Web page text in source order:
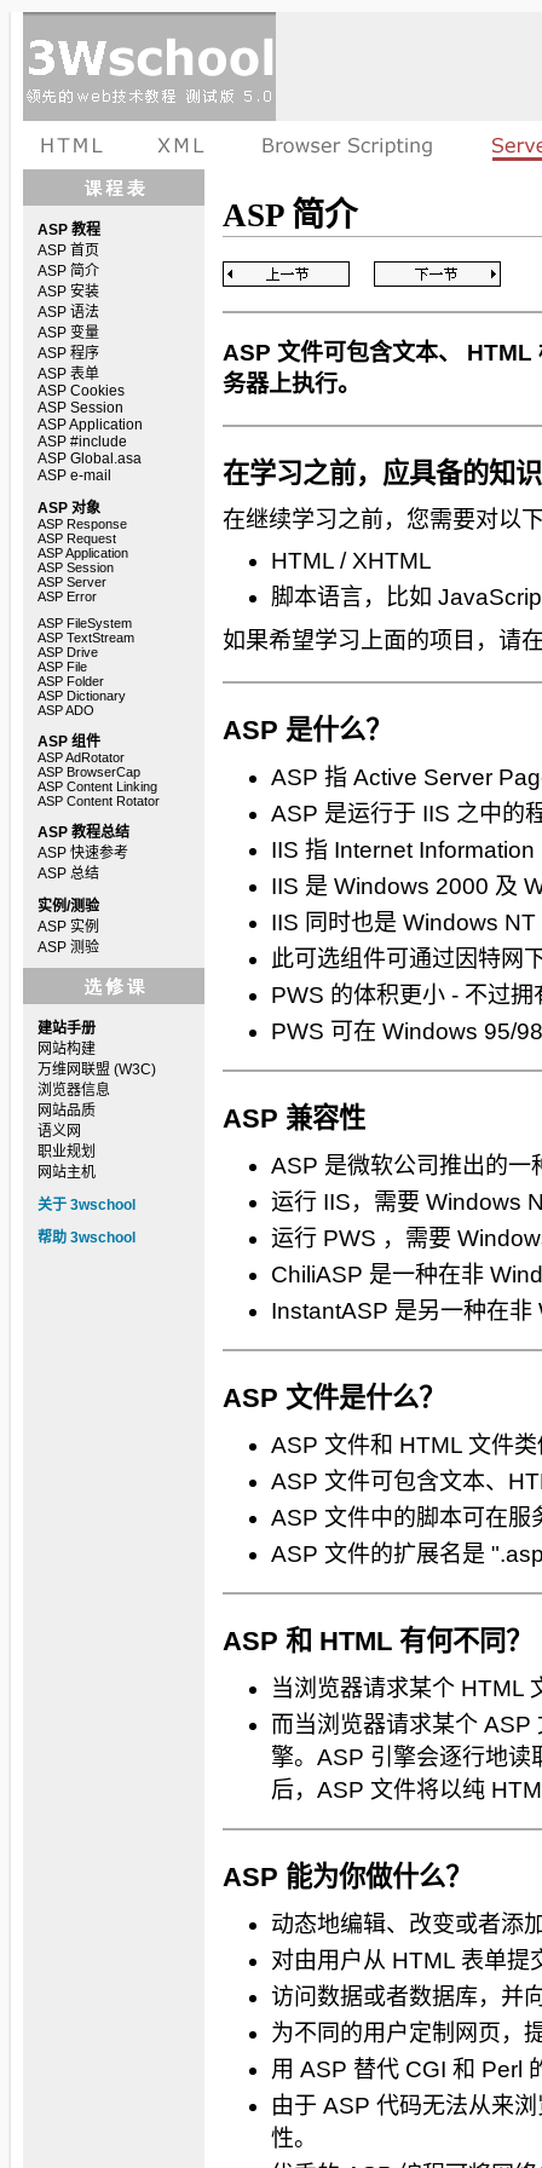
ASP 教程
ASP 首页
ASP 简介
ASP 安装
ASP 语法
ASP 变量
ASP 程序
ASP 表单
ASP Cookies
ASP Session
ASP Application
ASP #include
ASP Global.asa
ASP e-mail
ASP 对象
ASP Response
ASP Request
ASP Application
ASP Session
ASP Server
ASP Error
ASP FileSystem
ASP TextStream
ASP Drive
ASP File
ASP Folder
ASP Dictionary
ASP ADO
ASP 组件
ASP AdRotator
ASP BrowserCap
ASP Content Linking
ASP Content Rotator
ASP 教程总结
ASP 快速参考
ASP 总结
实例/测验
ASP 实例
ASP 测验
建站手册
网站构建
万维网联盟 (W3C)
浏览器信息
网站品质
语义网
职业规划
网站主机
关于 3wschool
帮助 3wschool
ASP 简介
ASP 文件可包含文本、
务器上执行。
在学习之前，应具备的知
在继续学习之前，您需要对以
HTML / XHTML
脚本语言，比如
如果希望学习上面的项目，请
ASP 是什么？
ASP 指 Active Server
ASP 是运行于 IIS 之中的
IIS 指 Internet
IIS 是 Windows 2000 及
IIS 同时也是 Windows
此可选组件可通过因特网
PWS 的体积更小 - 不过拥
PWS 可在 Windows 95/
ASP 兼容性
ASP 是微软公司推出的一
运行 IIS，需要 Windows
运行 PWS ，需要
ChiliASP 是一种在非
InstantASP 是另一种在
ASP 文件是什么？
ASP 文件和 HTML 文件类
ASP 文件可包含文本、
ASP 文件中的脚本可在服
ASP 文件的扩展名是
ASP 和 HTML 有何不同？
当浏览器请求某个 HTML
而当浏览器请求某个
擎。ASP 引擎会逐行地读
后，ASP 文件将以纯
ASP 能为你做什么？
动态地编辑、改变或者添
对由用户从 HTML 表单提
访问数据或者数据库，并
为不同的用户定制网页，
用 ASP 替代 CGI 和 Perl
由于 ASP 代码无法从来
性。